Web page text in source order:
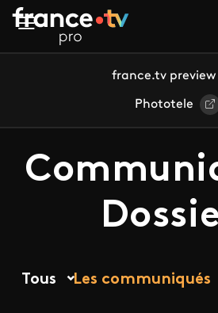
Aller au contenu principal
france.tv preview
Phototele
Tous Les communiqués